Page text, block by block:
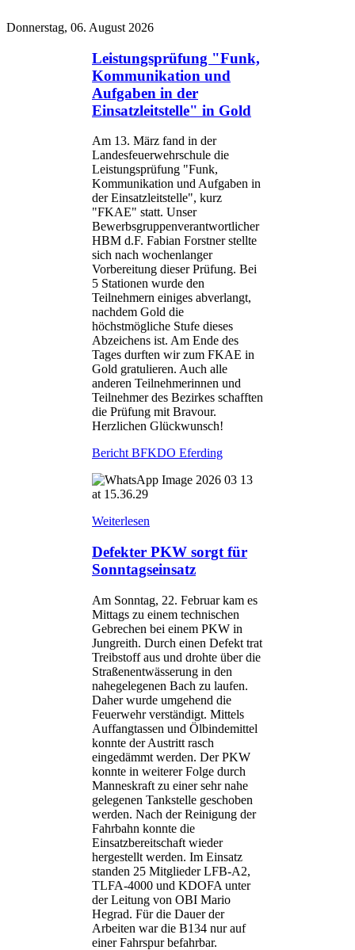
Donnerstag, 06. August 2026
Leistungsprüfung "Funk,
Kommunikation und
Aufgaben in der
Einsatzleitstelle" in Gold
Am 13. März fand in der
Landesfeuerwehrschule die
Leistungsprüfung "Funk,
Kommunikation und Aufgaben in
der Einsatzleitstelle", kurz
"FKAE" statt. Unser
Bewerbsgruppenverantwortlicher
HBM d.F. Fabian Forstner stellte
sich nach wochenlanger
Vorbereitung dieser Prüfung. Bei
5 Stationen wurde den
Teilnehmern einiges abverlangt,
nachdem Gold die
höchstmögliche Stufe dieses
Abzeichens ist. Am Ende des
Tages durften wir zum FKAE in
Gold gratulieren. Auch alle
anderen Teilnehmerinnen und
Teilnehmer des Bezirkes schafften
die Prüfung mit Bravour.
Herzlichen Glückwunsch!
Bericht BFKDO Eferding
Weiterlesen
Defekter PKW sorgt für
Sonntagseinsatz
Am Sonntag, 22. Februar kam es
Mittags zu einem technischen
Gebrechen bei einem PKW in
Jungreith. Durch einen Defekt trat
Treibstoff aus und drohte über die
Straßenentwässerung in den
nahegelegenen Bach zu laufen.
Daher wurde umgehend die
Feuerwehr verständigt. Mittels
Auffangtassen und Ölbindemittel
konnte der Austritt rasch
eingedämmt werden. Der PKW
konnte in weiterer Folge durch
Manneskraft zu einer sehr nahe
gelegenen Tankstelle geschoben
werden. Nach der Reinigung der
Fahrbahn konnte die
Einsatzbereitschaft wieder
hergestellt werden. Im Einsatz
standen 25 Mitglieder LFB-A2,
TLFA-4000 und KDOFA unter
der Leitung von OBI Mario
Hegrad. Für die Dauer der
Arbeiten war die B134 nur auf
einer Fahrspur befahrbar.